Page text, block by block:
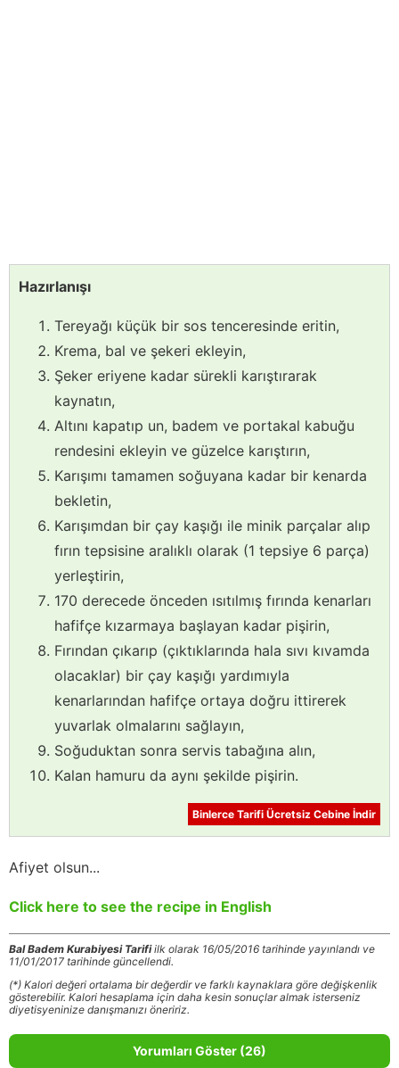
Hazırlanışı
Tereyağı küçük bir sos tenceresinde eritin,
Krema, bal ve şekeri ekleyin,
Şeker eriyene kadar sürekli karıştırarak
kaynatın,
Altını kapatıp un, badem ve portakal kabuğu
rendesini ekleyin ve güzelce karıştırın,
Karışımı tamamen soğuyana kadar bir kenarda
bekletin,
Karışımdan bir çay kaşığı ile minik parçalar alıp
fırın tepsisine aralıklı olarak (1 tepsiye 6 parça)
yerleştirin,
170 derecede önceden ısıtılmış fırında kenarları
hafifçe kızarmaya başlayan kadar pişirin,
Fırından çıkarıp (çıktıklarında hala sıvı kıvamda
olacaklar) bir çay kaşığı yardımıyla
kenarlarından hafifçe ortaya doğru ittirerek
yuvarlak olmalarını sağlayın,
Soğuduktan sonra servis tabağına alın,
Kalan hamuru da aynı şekilde pişirin.
Binlerce Tarifi Ücretsiz Cebine İndir
Afiyet olsun...
Click here to see the recipe in English
Bal Badem Kurabiyesi Tarifiilk olarak 16/05/2016 tarihinde yayınlandı ve
11/01/2017 tarihinde güncellendi.
(*) Kalori değeri ortalama bir değerdir ve farklı kaynaklara göre değişkenlik
gösterebilir. Kalori hesaplama için daha kesin sonuçlar almak isterseniz
diyetisyeninize danışmanızı öneririz.
Yorumları Göster (26)